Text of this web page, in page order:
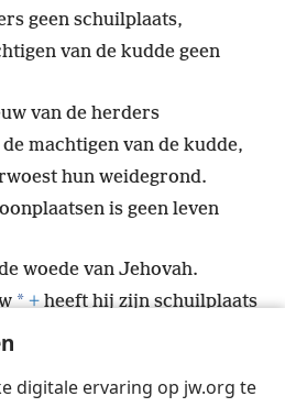
digitale ervaring op jw.org te
geen schuilplaats,
van de kudde geen
van de herders
machtigen van de kudde,
hun weidegrond.
is geen leven
woede van Jehovah.
* +heeft hij zijn schuilplaats
schrikbeeld geworden,